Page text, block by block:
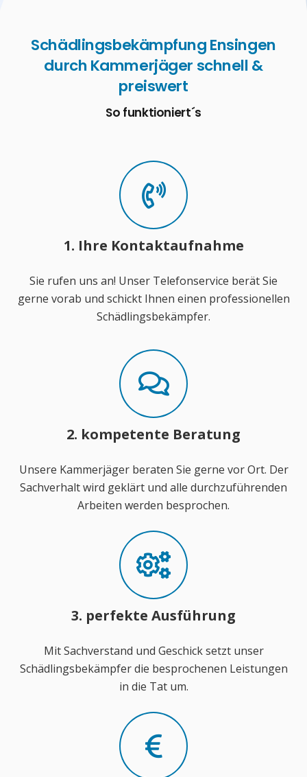
Schädlingsbekämpfung Ensingen
durch Kammerjäger schnell &
preiswert
So funktioniert´s
1. Ihre Kontaktaufnahme
Sie rufen uns an! Unser Telefonservice berät Sie
gerne vorab und schickt Ihnen einen professionellen
Schädlingsbekämpfer.
2. kompetente Beratung
Unsere Kammerjäger beraten Sie gerne vor Ort. Der
Sachverhalt wird geklärt und alle durchzuführenden
Arbeiten werden besprochen.
3. perfekte Ausführung
Mit Sachverstand und Geschick setzt unser
Schädlingsbekämpfer die besprochenen Leistungen
in die Tat um.